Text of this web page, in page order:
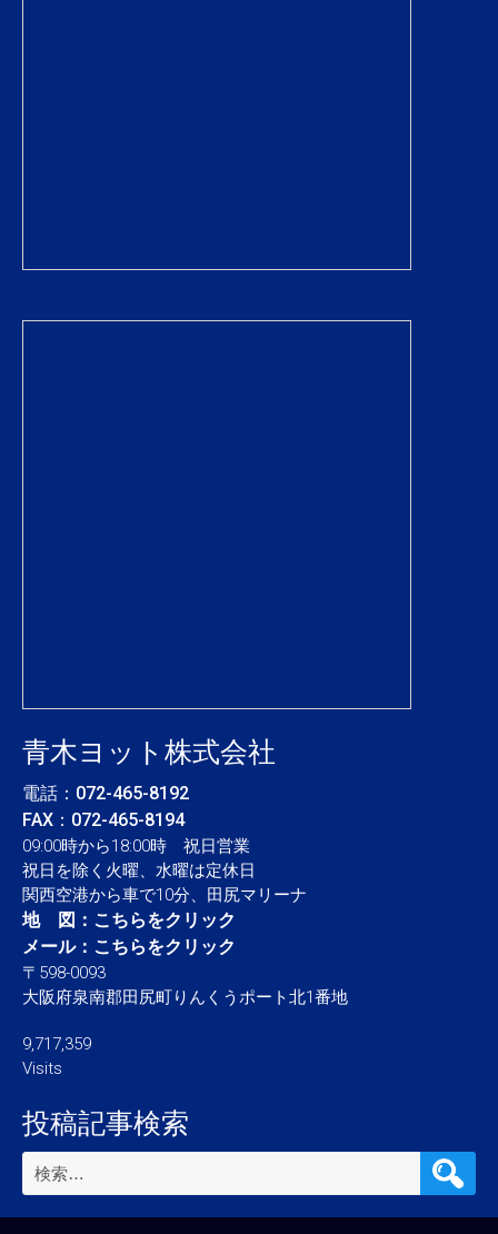
青木ヨット株式会社
電話： 072-465-8192
FAX：072-465-8194
09:00時から18:00時 祝日営業
祝日を除く火曜、水曜は定休日
関西空港から車で10分、田尻マリーナ
地 図： こちらをクリック
メール： こちらをクリック
〒598-0093
大阪府泉南郡田尻町りんくうポート北1番地
9,717,359
Visits
投稿記事検索
検
索: